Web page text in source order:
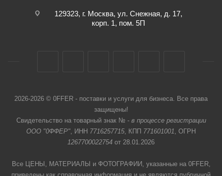
129323, г. Москва, ул. Снежная, д. 17,
корп. 1, пом. 5П
2026-2026 © 0FFER - поставки и услуги для бизнеса. Все права
защищены!
Свидетельство на товарный знак № - в процессе регистрации
ООО "0ФФЕР", ИНН 7716257715, КПП 771601001, ОГРН
1267700022754 от 28.01.2026
Все ЦЕНЫ, МАТЕРИАЛЫ и ФОТОГРАФИИ, указанные на 0FFER,